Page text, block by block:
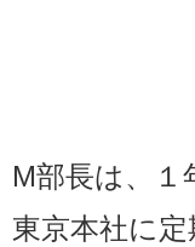
M部長は、１
東京本社に